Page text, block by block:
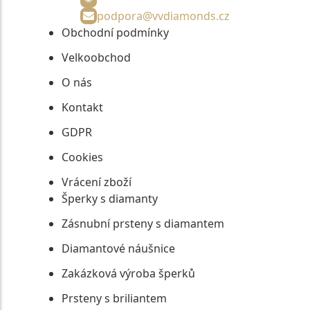
podpora@vvdiamonds.cz
Obchodní podmínky
Velkoobchod
O nás
Kontakt
GDPR
Cookies
Vrácení zboží
Šperky s diamanty
Zásnubní prsteny s diamantem
Diamantové náušnice
Zakázková výroba šperků
Prsteny s briliantem